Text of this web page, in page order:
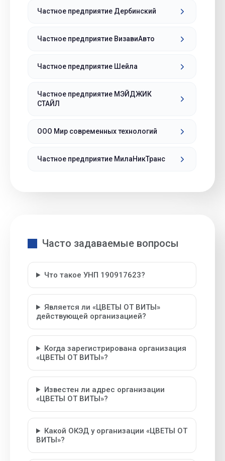
Частное предприятие Дербинский
Частное предприятие ВизавиАвто
Частное предприятие Шейла
Частное предприятие МЭЙДЖИК
СТАЙЛ
ООО Мир современных технологий
Частное предприятие МилаНикТранс
Часто задаваемые вопросы
Что такое УНП 190917623?
Является ли «ЦВЕТЫ ОТ ВИТЫ»
действующей организацией?
Когда зарегистрирована организация
«ЦВЕТЫ ОТ ВИТЫ»?
Известен ли адрес организации
«ЦВЕТЫ ОТ ВИТЫ»?
Какой ОКЭД у организации «ЦВЕТЫ ОТ
ВИТЫ»?